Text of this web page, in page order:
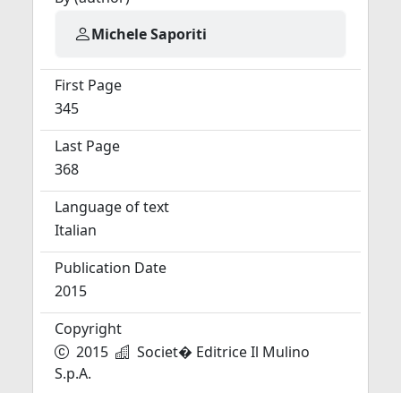
Michele Saporiti
First Page
345
Last Page
368
Language of text
Italian
Publication Date
2015
Copyright
2015
Societ� Editrice Il Mulino
S.p.A.